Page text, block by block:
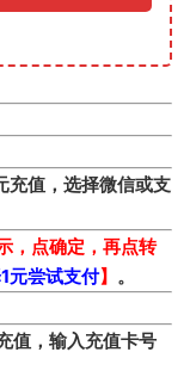
充值，选择微信或支
，点确定，再点转
元尝试支付】 。
值，输入充值卡号